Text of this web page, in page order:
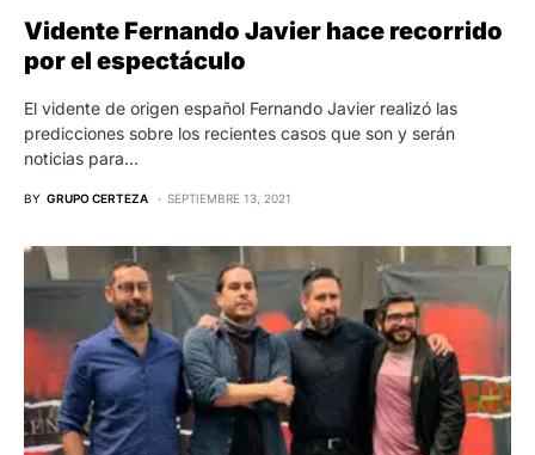
Vidente Fernando Javier hace recorrido
por el espectáculo
El vidente de origen español Fernando Javier realizó las
predicciones sobre los recientes casos que son y serán
noticias para…
BY GRUPO CERTEZA SEPTIEMBRE 13, 2021